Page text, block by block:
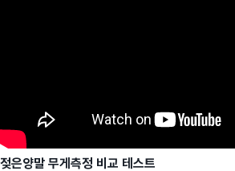
젖은양말 무게측정 비교 테스트